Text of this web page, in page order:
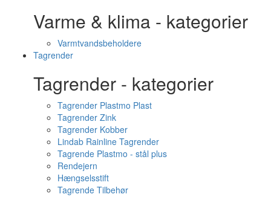
Varme & klima - kategorier
Varmtvandsbeholdere
Tagrender
Tagrender - kategorier
Tagrender Plastmo Plast
Tagrender Zink
Tagrender Kobber
Lindab Rainline Tagrender
Tagrende Plastmo - stål plus
Rendejern
Hængselsstift
Tagrende Tilbehør